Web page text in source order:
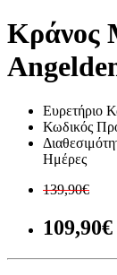
Κράνος
Ευρετήριο
Κωδικός
Ημέρες
139,90€
109,90€